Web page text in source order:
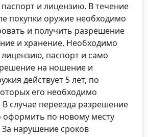
и лицензию. В течение
покупки оружие необходимо
и получить разрешение
и хранение. Необходимо
паспорт и само
на ношение и
действует 5 лет, по
его необходимо
В случае переезда разрешение
оформить по новому месту
За нарушение сроков